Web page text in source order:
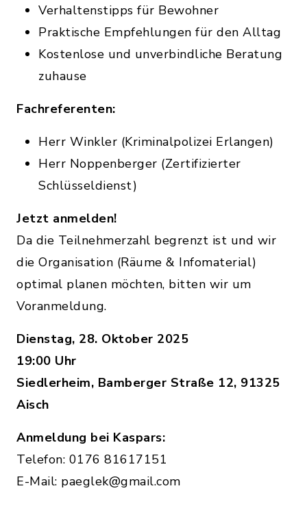
Verhaltenstipps für Bewohner
Praktische Empfehlungen für den Alltag
Kostenlose und unverbindliche Beratung
zuhause
Fachreferenten:
Herr Winkler (Kriminalpolizei Erlangen)
Herr Noppenberger (Zertifizierter
Schlüsseldienst)
Jetzt anmelden!
Da die Teilnehmerzahl begrenzt ist und wir
die Organisation (Räume & Infomaterial)
optimal planen möchten, bitten wir um
Voranmeldung.
Dienstag, 28. Oktober 2025
19:00 Uhr
Siedlerheim, Bamberger Straße 12, 91325
Aisch
Anmeldung bei Kaspars:
Telefon: 0176 81617151
E-Mail: paeglek@gmail.com